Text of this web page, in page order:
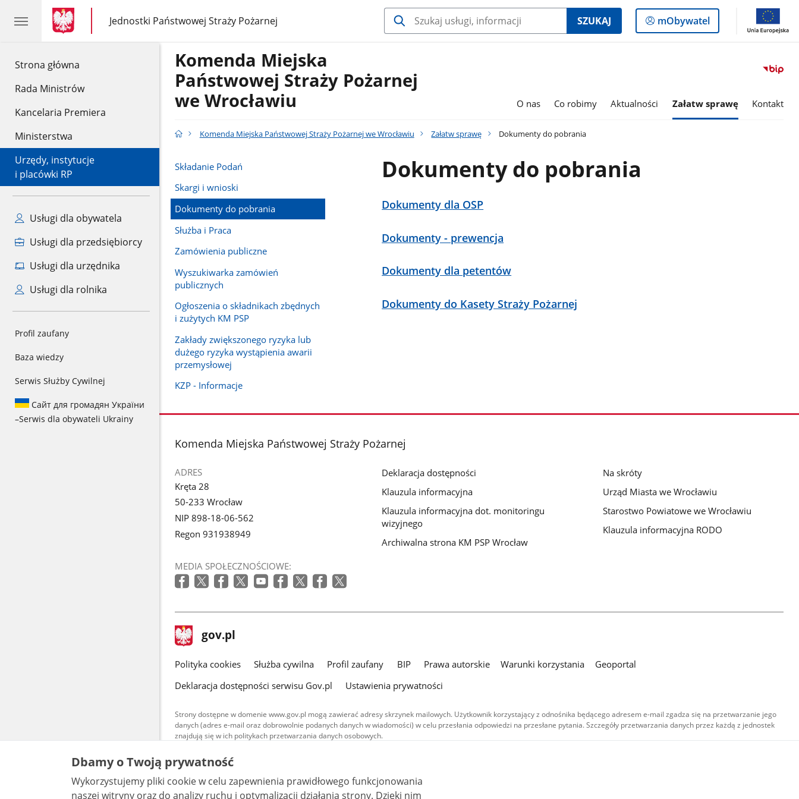
Strona główna
Rada Ministrów
Kancelaria Premiera
Ministerstwa
Urzędy, instytucje
i placówki RP
Usługi dla obywatela
Usługi dla przedsiębiorcy
Usługi dla urzędnika
Usługi dla rolnika
Profil zaufany
Baza wiedzy
Serwis Służby Cywilnej
Сайт для громадян України
–Serwis dla obywateli Ukrainy
gov.pl
gov.pl
Jednostki Państwowej Straży Pożarnej
gov.pl
Jednostki
Państwowej
SZUKAJ
Logowanie
do
mObywatel
Komenda Miejska
Państwowej Straży Pożarnej
we Wrocławiu
O nas Co robimy Aktualności Załatw sprawę Kontakt
Komenda Miejska Państwowej Straży Pożarnej we Wrocławiu Załatw sprawę Dokumenty do pobrania
Składanie Podań
Skargi i wnioski
Dokumenty do pobrania
Służba i Praca
Zamówienia publiczne
Wyszukiwarka zamówień
publicznych
Ogłoszenia o składnikach zbędnych
i zużytych KM PSP
Zakłady zwiększonego ryzyka lub
dużego ryzyka wystąpienia awarii
przemysłowej
KZP - Informacje
Dokumenty do pobrania
Dokumenty dla OSP
Dokumenty - prewencja
Dokumenty dla petentów
Dokumenty do Kasety Straży Pożarnej
stopka
Komenda Miejska Państwowej Straży Pożarnej
ADRES
Kręta 28
50-233 Wrocław
NIP 898-18-06-562
Regon 931938949
MEDIA SPOŁECZNOŚCIOWE:
Deklaracja dostępności
Klauzula informacyjna
Klauzula informacyjna dot. monitoringu
wizyjnego
Archiwalna strona KM PSP Wrocław
Na skróty
Urząd Miasta we Wrocławiu
Starostwo Powiatowe we Wrocławiu
Klauzula informacyjna RODO
stopka
gov.pl Strona
gov.pl
gov.pl
Polityka cookies Służba cywilna Profil zaufany BIP Prawa autorskie Warunki korzystania
Geoportal
Deklaracja dostępności serwisu Gov.pl
Ustawienia prywatności
Strony dostępne w domenie www.gov.pl mogą zawierać adresy skrzynek mailowych. Użytkownik korzystający z odnośnika będącego adresem e-mail zgadza się na przetwarzanie jego
danych (adres e-mail oraz dobrowolnie podanych danych w wiadomości) w celu przesłania odpowiedzi na przesłane pytania. Szczegóły przetwarzania danych przez każdą z jednostek
znajdują się w ich politykach przetwarzania danych osobowych.
Treści tekstowe publikowane w serwisie (z wyłączeniem treści audiowizualnych), są
udostępniane na licencji typu Creative Commons: uznanie autorstwa - na tych samych
warunkach 4.0 (CC BY-SA 4.0). Materiały audiowizualne, w tym zdjęcia, materiały audio i wideo,
są udostępniane na licencji typu Creative Commons: uznanie autorstwa użycie niekomercyjne -
bez utworów zależnych 4.0 (CC BY-NC-ND 4.0), o ile nie jest to stwierdzone inaczej.
Dbamy o Twoją prywatność
Wykorzystujemy pliki cookie w celu zapewnienia prawidłowego funkcjonowania
naszej witryny oraz do analizy ruchu i optymalizacji działania strony. Dzięki nim